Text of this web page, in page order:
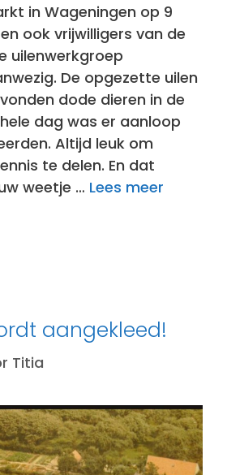
in Wageningen op 9
ook vrijwilligers van de
uilenwerkgroep
De opgezette uilen
dode dieren in de
dag was er aanloop
Altijd leuk om
te delen. En dat
weetje … Lees meer
aangekleed!
Titia